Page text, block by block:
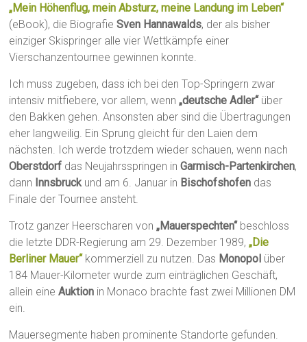
„Mein Höhenflug, mein Absturz, meine Landung im Leben“
(eBook), die BiografieSven Hannawalds, der als bisher
einziger Skispringer alle vier Wettkämpfe einer
Vierschanzentournee gewinnen konnte.
Ich muss zugeben, dass ich bei den Top-Springern zwar
intensiv mitfiebere, vor allem, wenn„deutsche Adler“über
den Bakken gehen. Ansonsten aber sind die Übertragungen
eher langweilig. Ein Sprung gleicht für den Laien dem
nächsten. Ich werde trotzdem wieder schauen, wenn nach
Oberstdorf das Neujahrsspringen inGarmisch-Partenkirchen,
dann Innsbruck und am 6. Januar in Bischofshofen das
Finale der Tournee ansteht.
Trotz ganzer Heerscharen von„Mauerspechten“beschloss
die letzte DDR-Regierung am 29. Dezember 1989,„Die
Berliner Mauer“kommerziell zu nutzen. Das Monopol über
184 Mauer-Kilometer wurde zum einträglichen Geschäft,
allein eineAuktion in Monaco brachte fast zwei Millionen DM
ein.
Mauersegmente haben prominente Standorte gefunden.